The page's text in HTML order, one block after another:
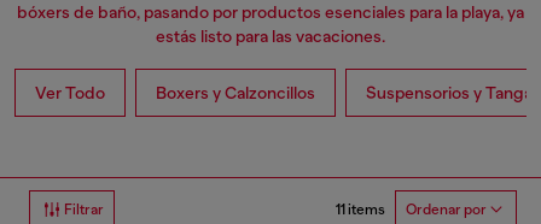
bóxers de baño, pasando por productos esenciales para la playa, ya
estás listo para las vacaciones.
Ver Todo Boxers y Calzoncillos Suspensorios y Tangas
Filtrar 11 items Ordenar por